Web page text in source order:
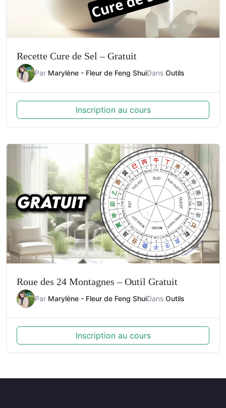
Recette Cure de Sel – Gratuit
Par Marylène - Fleur de Feng ShuiDans Outils
Inscription au cours
Roue des 24 Montagnes – Outil Gratuit
Par Marylène - Fleur de Feng ShuiDans Outils
Inscription au cours